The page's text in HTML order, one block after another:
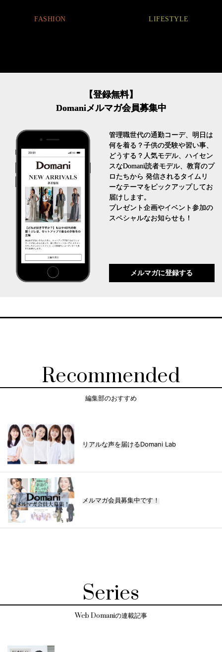
LIFESTYLE
【登録無料】
Domaniメルマガ会員募集中
管理職世代の通勤コーデ、明日は
何を着る？子供の受験や習い事、
どうする？人気モデル、ハイセン
スなDomani読者モデル、教育のプ
ロたちから 発信されるタイムリ
ーなテーマをピックアップしてお
届けします。
プレゼント企画やイベント参加の
スペシャルなお知らせも！
メルマガに登録する
Recommended
編集部のおすすめ
リアルな声を届けるDomani Lab
メルマガ会員募集中です！
Series
Web Domaniの連載記事